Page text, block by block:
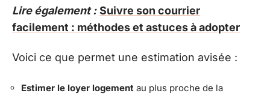
Lire également : Suivre son courrier
facilement : méthodes et astuces à adopter
Voici ce que permet une estimation avisée :
Estimer le loyer logement au plus proche de la